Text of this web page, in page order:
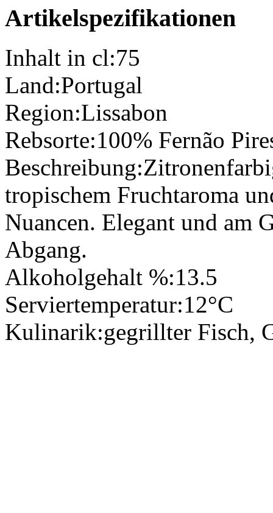
Artikelspezifikationen
Inhalt in cl:75
Land:Portugal
Region:Lissabon
Rebsorte:100% Fernão
Beschreibung:
tropischem Fruchtaroma
Nuancen. Elegant und am
Abgang.
Alkoholgehalt %:13.5
Serviertemperatur:12°C
Kulinarik:gegrillter Fisch,